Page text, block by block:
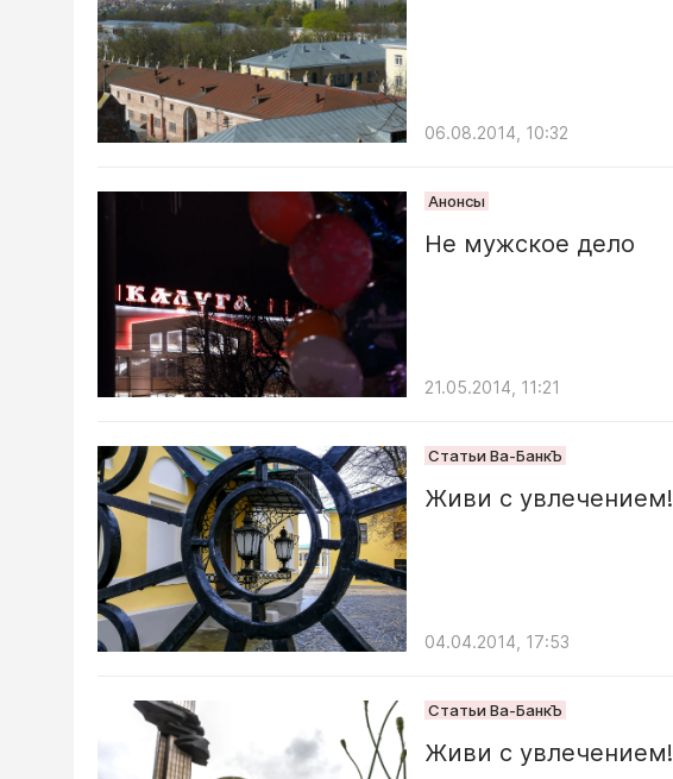
06.08.2014, 10:32
Анонсы
Не мужское дело
21.05.2014, 11:21
Статьи Ва-БанкЪ
Живи с увлечением!
04.04.2014, 17:53
Статьи Ва-БанкЪ
Живи с увлечением!